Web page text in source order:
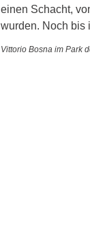
einen Schacht,
wurden. Noch bis
Vittorio Bosna im Park